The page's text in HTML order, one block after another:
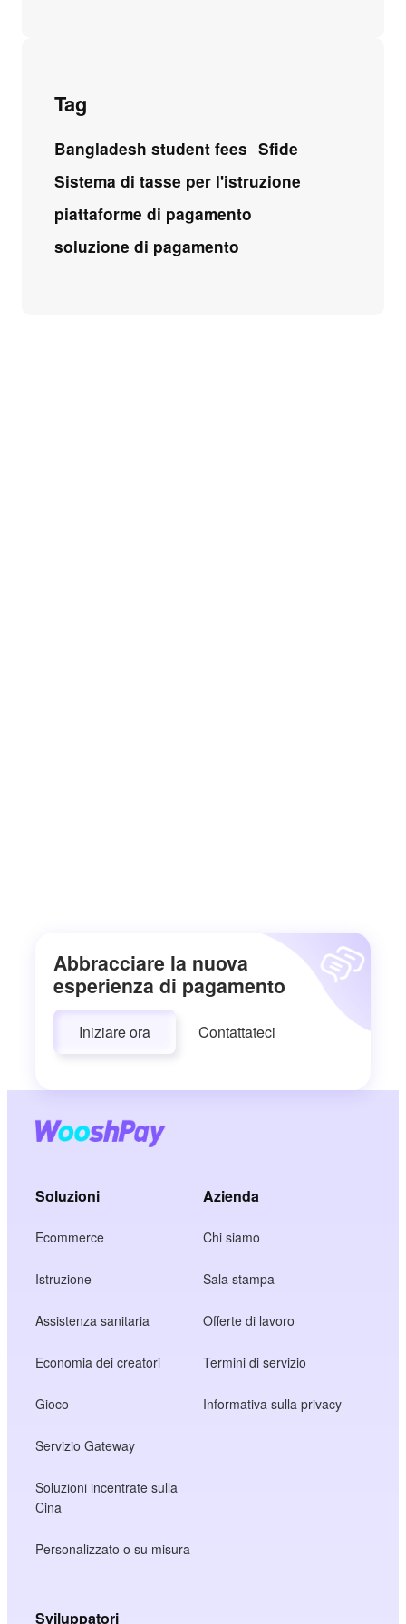
Tag
Bangladesh student fees Sfide
Sistema di tasse per l'istruzione
piattaforme di pagamento
soluzione di pagamento
Abbracciare la nuova
esperienza di pagamento
Iniziare ora Contattateci
Soluzioni
Ecommerce
Istruzione
Assistenza sanitaria
Economia dei creatori
Gioco
Servizio Gateway
Soluzioni incentrate sulla
Cina
Personalizzato o su misura
Azienda
Chi siamo
Sala stampa
Offerte di lavoro
Termini di servizio
Informativa sulla privacy
Sviluppatori